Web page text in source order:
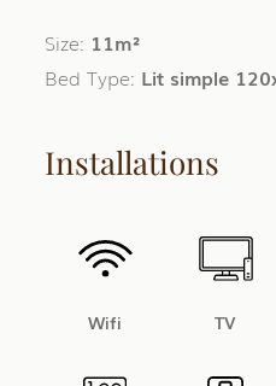
Size: 11m²
Bed Type: Lit simple
Installations
Wifi TV